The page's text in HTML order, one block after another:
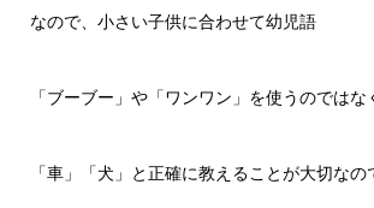
なので、小さい子供に合わせて幼児語
「ブーブー」や「ワンワン」を使うのではな
「車」「犬」と正確に教えることが大切なの